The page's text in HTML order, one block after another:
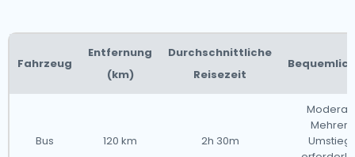
Fahrzeug
Entfernung
(km)
Durchschnittliche
Reisezeit
Bus 120 km 2h 30m
Moderat
Mehrere